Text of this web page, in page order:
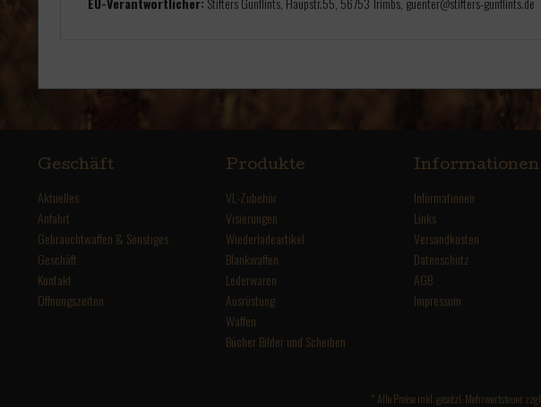
Geschäft
Aktuelles
Anfahrt
Gebrauchtwaffen & Sonstiges
Geschäft
Kontakt
Öffnungszeiten
Produkte
VL-Zubehör
Visierungen
Wiederladeartikel
Blankwaffen
Lederwaren
Ausrüstung
Waffen
Bücher Bilder und Scheiben
Informationen
Informationen
Links
Versandkosten
Datenschutz
AGB
Impressum
* Alle Preise inkl. gesetzl. Mehrwertsteuer zzgl.